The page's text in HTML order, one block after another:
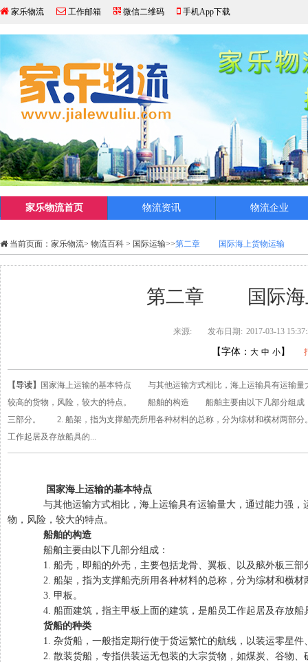
家乐物流 工作邮箱 微信二维码 手机App下载
家乐物流首页 物流资讯 物流企业
当前页面： 家乐物流> 物流百科 > 国际运输>>第二章 国际海上货物运输
第二章 国际海
来源: 发布日期: 2017-03-13
【字体： 大 中 小】
【导读】
国家海上运输的基本特点 与其他运输方式相比，海上运输具有运输量
较高的货物，风险，较大的特点。 船舶的构造 船舶主要由以下几部分组成
三部分。 2. 船架，指为支撑船壳所用各种材料的总称，分为综材和横材两
工作起居及存放船具的...
国家海上运输的基本特点
与其他运输方式相比，海上运输具有运输量大，通过能力强，
物，风险，较大的特点。
船舶的构造
船舶主要由以下几部分组成：
1. 船壳，即船的外壳，主要包括龙骨、翼板、以及舷外板三部
2. 船架，指为支撑船壳所用各种材料的总称，分为综材和横材
3. 甲板。
4. 船面建筑，指主甲板上面的建筑，是船员工作起居及存放船
货船的种类
1. 杂货船，一般指定期行使于货运繁忙的航线，以装运零星件
2. 散装货船，专指供装运无包装的大宗货物，如煤炭、谷物、